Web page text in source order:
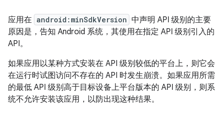
应用在 android:minSdkVersion 中声明 API 级别的主要
原因是，告知 Android 系统，其使用在指定 API 级别引入的
API。
如果应用以某种方式安装在 API 级别较低的平台上，则它会
在运行时试图访问不存在的 API 时发生崩溃。如果应用所需
的最低 API 级别高于目标设备上平台版本的 API 级别，则系
统不允许安装该应用，以防出现这种结果。